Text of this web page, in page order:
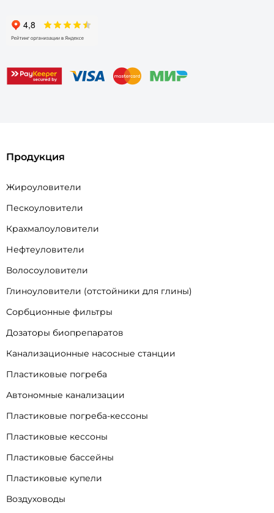
Продукция
Жироуловители
Пескоуловители
Крахмалоуловители
Нефтеуловители
Волосоуловители
Глиноуловители (отстойники для глины)
Сорбционные фильтры
Дозаторы биопрепаратов
Канализационные насосные станции
Пластиковые погреба
Автономные канализации
Пластиковые погреба-кессоны
Пластиковые кессоны
Пластиковые бассейны
Пластиковые купели
Воздуховоды